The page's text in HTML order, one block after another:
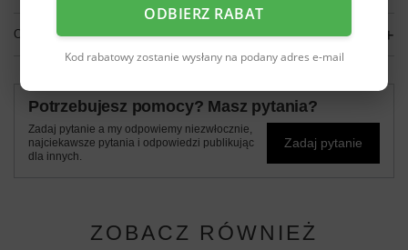
OPINIE (0)
Potrzebujesz pomocy? Masz pytania?
Zadaj pytanie a my odpowiemy niezwłocznie,
najciekawsze pytania i odpowiedzi publikując
dla innych.
Zadaj pytanie
ZOBACZ RÓWNIEŻ
ODBIERZ RABAT
Kod rabatowy zostanie wysłany na podany adres e-mail